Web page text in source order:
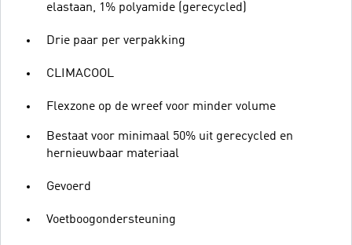
elastaan, 1% polyamide (gerecycled)
Drie paar per verpakking
CLIMACOOL
Flexzone op de wreef voor minder volume
Bestaat voor minimaal 50% uit gerecycled en
hernieuwbaar materiaal
Gevoerd
Voetboogondersteuning